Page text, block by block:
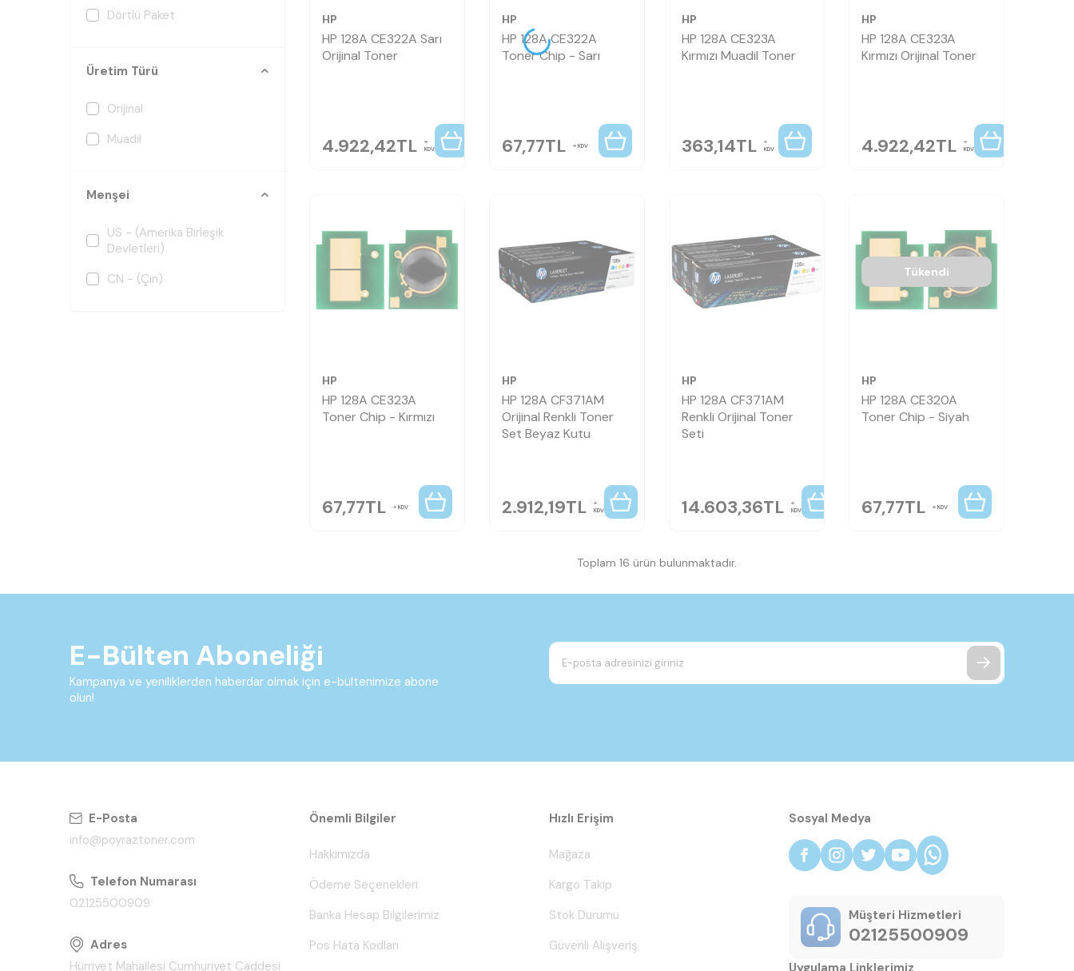
Dörtlü Paket
Üretim Türü
Orijinal
Muadil
Menşei
US - (Amerika Birleşik
Devletleri)
CN - (Çin)
HP
HP 128A CE322A Sarı
Orijinal Toner
4.922,42TL KDV
HP
HP 128A CE322A
Toner Chip - Sarı
67,77TL KDV
HP
HP 128A CE323A
Kırmızı Muadil Toner
363,14TL KDV
HP
HP 128A CE323A
Kırmızı Orijinal Toner
4.922,42TL KDV
HP
HP 128A CE323A
Toner Chip - Kırmızı
67,77TL KDV
HP
HP 128A CF371AM
Orijinal Renkli Toner
Set Beyaz Kutu
2.912,19TL KDV
HP
HP 128A CF371AM
Renkli Orijinal Toner
Seti
14.603,36TL KDV
Tükendi
HP
HP 128A CE320A
Toner Chip - Siyah
67,77TL KDV
Toplam 16 ürün bulunmaktadır.
E-Bülten Aboneliği
Kampanya ve yeniliklerden haberdar olmak için e-bültenimize abone
olun!
E-Posta
info@poyraztoner.com
Telefon Numarası
02125500909
Adres
Hürriyet Mahallesi Cumhuriyet Caddesi
Önemli Bilgiler
Hakkımızda
Ödeme Seçenekleri
Banka Hesap Bilgilerimiz
Pos Hata Kodları
Hızlı Erişim
Mağaza
Kargo Takip
Stok Durumu
Güvenli Alışveriş
Sosyal Medya
Müşteri Hizmetleri
02125500909
Uygulama Linklerimiz